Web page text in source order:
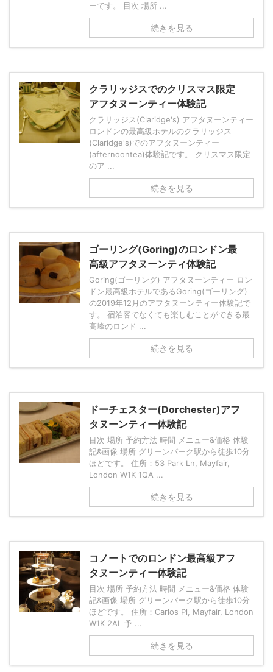
ーです。 目次 場所 ...
続きを見る
クラリッジスでのクリスマス限定
アフタヌーンティー体験記
クラリッジス(Claridge's) アフタヌーンティー
ロンドンの最高級ホテルのクラリッジス
(Claridge's)でのアフタヌーンティー
(afternoontea)体験記です。 クリスマス限定
のア ...
続きを見る
ゴーリング(Goring)のロンドン最
高級アフタヌーンティ体験記
Goring(ゴーリング) アフタヌーンティー ロン
ドン最高級ホテルであるGoring(ゴーリング)
の2019年12月のアフタヌーンティー体験記で
す。 宿泊客でなくても楽しむことができる最
高峰のロンド ...
続きを見る
ドーチェスター(Dorchester)アフ
タヌーンティー体験記
目次 場所 予約方法 時間 メニュー&価格 体験
記&画像 場所 グリーンパーク駅から徒歩10分
ほどです。 住所：53 Park Ln, Mayfair,
London W1K 1QA ...
続きを見る
コノートでのロンドン最高級アフ
タヌーンティー体験記
目次 場所 予約方法 時間 メニュー&価格 体験
記&画像 場所 グリーンパーク駅から徒歩10分
ほどです。 住所：Carlos Pl, Mayfair, London
W1K 2AL 予 ...
続きを見る